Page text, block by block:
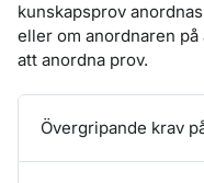
kunskapsprov
eller om anordnaren
att anordna prov.
Övergripande krav